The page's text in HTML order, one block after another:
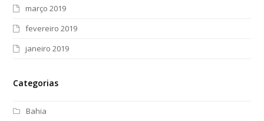
março 2019
fevereiro 2019
janeiro 2019
Categorias
Bahia